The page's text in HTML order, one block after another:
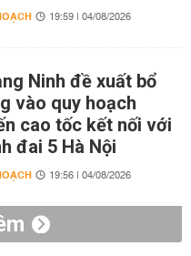
19:59 | 04/08/2026
Ninh đề xuất bổ
vào quy hoạch
cao tốc kết nối với
đai 5 Hà Nội
19:56 | 04/08/2026